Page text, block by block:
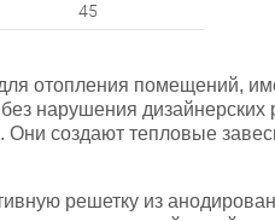
45
отопления помещений,
нарушения
создают тепловые
решетку из